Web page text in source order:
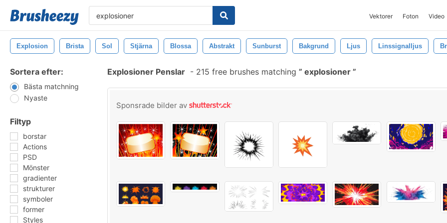
Vektorer Foton Video
Explosion Brista Sol Stjärna Blossa Abstrakt Sunburst Bakgrund Ljus Linssignalljus
Sortera efter:
Bästa matchning
Nyaste
Filtyp
borstar
Actions
PSD
Mönster
gradienter
strukturer
symboler
former
Styles
Explosioner Penslar - 215 free brushes matching explosioner
Sponsrade bilder av